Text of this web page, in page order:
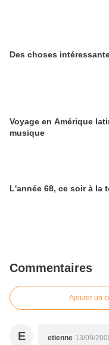
Des choses
Voyage en Amérique
musique
L'année 68, ce soir à la
Commentaires
Ajouter un
E etienne 13/09/